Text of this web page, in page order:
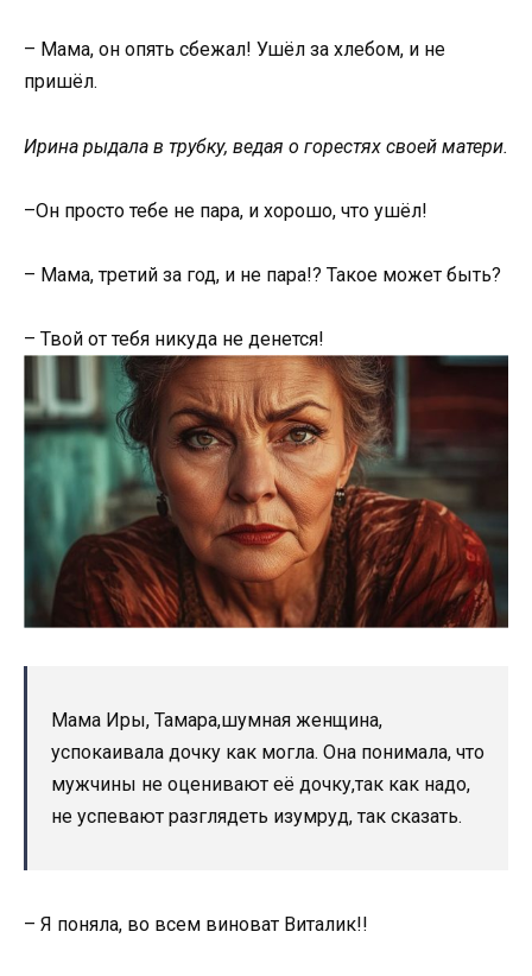
– Мама, он опять сбежал! Ушёл за хлебом, и не
пришёл.
Ирина рыдала в трубку, ведая о горестях своей матери.
–Он просто тебе не пара, и хорошо, что ушёл!
– Мама, третий за год, и не пара!? Такое может быть?
– Твой от тебя никуда не денется!
Мама Иры, Тамара,шумная женщина,
успокаивала дочку как могла. Она понимала, что
мужчины не оценивают её дочку,так как надо,
не успевают разглядеть изумруд, так сказать.
– Я поняла, во всем виноват Виталик!!